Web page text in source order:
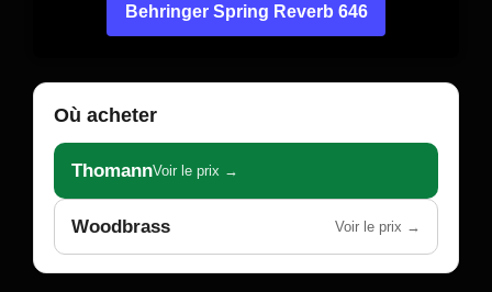
Behringer Spring Reverb 646
Où acheter
ThomannVoir le prix →
Woodbrass Voir le prix →